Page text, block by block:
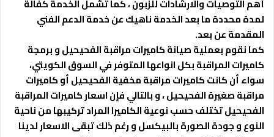
أهم التوصيات والارشادات للزبون ، كما تشمل الخدمة كفالة
لمدة محددة ما بعد الخدمة ناهيك عن خدمة الدعم الفني
المقدمة عن بعد.
كما نقوم بعملية صيانة كاميرات مراقبة الفحيحيل و برمجة
كاميرات المراقبة بكل انواعها المتوفر في السوق الكويتي،
سواء أن كانت كاميرات مراقبة مخفية الفحيحيل أو كاميرات
مراقبة صغيرة الفحيحيل ، و بالتالي فإن اسعار كاميرات المراقبة
الفحيحيل تختلف حسب نوعية الكاميرا المراد تركيبها من ناحية
النوع و جودة الصورة بالبيكسل و رغم ذلك تبقى الاسعار لدينا